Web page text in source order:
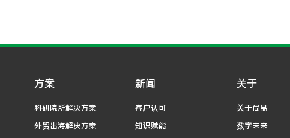
方案
科研院所解决方案
外贸出海解决方案
新闻
客户认可
知识赋能
关于
关于尚品
数字未来